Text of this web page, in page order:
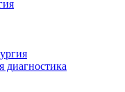
диагностика